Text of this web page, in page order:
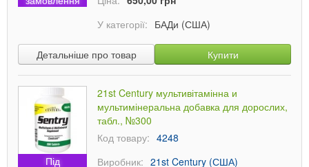
У категорії: БАДи (США)
Детальніше про товар Купити
Під
21st Century мультивітамінна и
мультимінеральна добавка для дорослих,
табл., №300
Код товару: 4248
Виробник: 21st Century (США)